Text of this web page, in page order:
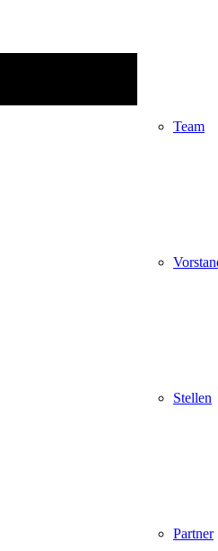
Team
Stellen
Partner